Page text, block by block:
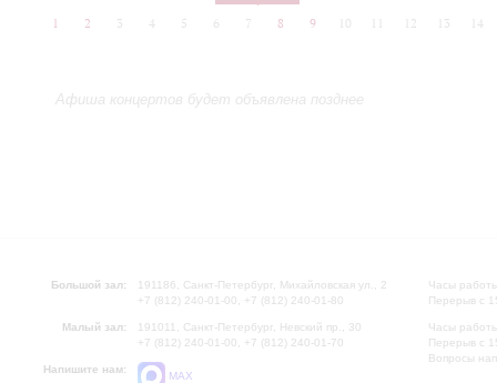
1 2 3 4 5 6 7 8 9 10 12 13 14
Афиша концертов будет объявлена позднее
Большой зал:
191186, Санкт-Петербург, Михайловская ул., 2
+7 (812) 240-01-00, +7 (812) 240-01-80
Малый зал:
191011, Санкт-Петербург, Невский пр., 30
+7 (812) 240-01-00, +7 (812) 240-01-70
Напишите нам:
MAX
Часы
Перерыв с
Часы
Перерыв с
Вопросы